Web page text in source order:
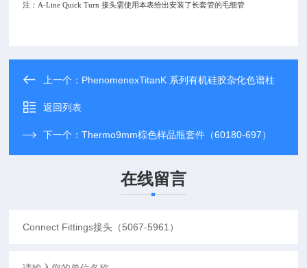
注：A-Line Quick Turn 接头需使用本表给出安装了长套管的毛细管
上一个： PhenomenexTitanK 系列有机硅胶杂化色谱柱
返回列表
下一个：Thermo9mm棕色样品瓶套件（60180-697）
在线留言